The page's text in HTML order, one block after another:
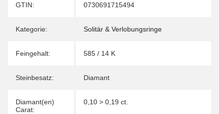
Produkteigenschaft
Wert
GTIN: 0730691715494
Kategorie: Solitär & Verlobungsringe
Feingehalt: 585 / 14 K
Steinbesatz: Diamant
Diamant(en)
Carat:
0,10 > 0,19 ct.